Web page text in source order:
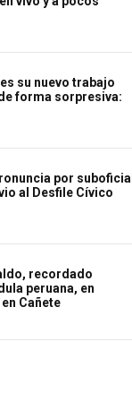
su nuevo trabajo
forma sorpresiva:
por suboficial
al Desfile Cívico
recordado
peruana, en
Cañete